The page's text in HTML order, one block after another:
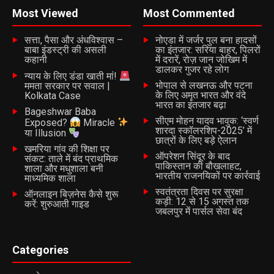
रतनगढ़ के किसान बदहाल, 50 किमी दूर जाने की मजबूरी; कागजों में
‘सिंचित क्षेत्र’ पर धरातल पर मंडी को लगा ताला
DON'T MISS
मौत की दस्तक देता डंपिंग यार्ड, नौ गांवों के अस्तित्व पर संकट
Batangarh Team
Most Viewed
सत्ता, पैसा और अंधविश्वास –
बाबा इंडस्ट्री की असली
कहानी
न्याय के लिए डंडा खाती मां!
ममता सरकार पर सवाल |
Kolkata Case
Bageshwar Baba
Exposed?
Miracle
या Illusion
खमरिया गांव की शिक्षा पर
संकट: ताले में बंद प्राथमिक
शाला और मधुशाला बनी
माध्यमिक शाला
ऑनलाइन बिज़नेस कैसे शुरू
करें: शुरुआती गाइड
Most Commented
नोएडा में जर्जर पुल बना हादसों
का इंतजार: सरिया बाहर, पिलरों
में दरारें, रोज़ जान जोखिम में
डालकर गुजर रहे लोग
भोपाल से लखनऊ और पटना
के लिए अमृत भारत और वंदे
भारत का इंतजार बढ़ा
सीएम मोहन यादव भावुक: ‘स्वर्ण
शारदा स्कॉलरशिप-2025’ में
छात्रों के लिए बड़े ऐलान
ऑपरेशन सिंदूर के बाद
पाकिस्तान की बौखलाहट,
भारतीय राजनयिकों पर कार्रवाई
स्वतंत्रता दिवस पर सुरक्षा
कड़ी: 12 से 15 अगस्त तक
जबलपुर में पार्सल सेवा बंद
Categories